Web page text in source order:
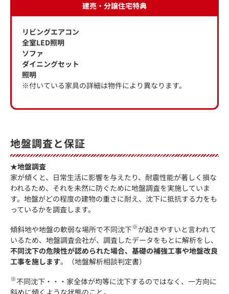
建売・分譲住宅特典
リビングエアコン
全室LED照明
ソファ
ダイニングセット
照明
※付いている家具の詳細は物件により異なります。
地盤調査と保証
★地盤調査
家が傾くと、日常生活に影響を与えたり、耐震性能が著しく損な
われるため、それを未然に防ぐために地盤調査を実施していま
す。地盤がどの程度の建物の重さに耐え、沈下に抵抗する力をも
っているかを調査します。
傾斜地や地盤の軟弱な場所で不同沈下※が起きやすいと言われて
いるため、地盤調査会社が、調査したデータをもとに解析をし、
不同沈下の危険性が認められた場合、基礎の補強工事や地盤改良
工事を施します。（地盤解析相談判定書）
※不同沈下・・・家全体が均等に沈下するのではなく、一方向に
斜めに傾くような状態のこと。